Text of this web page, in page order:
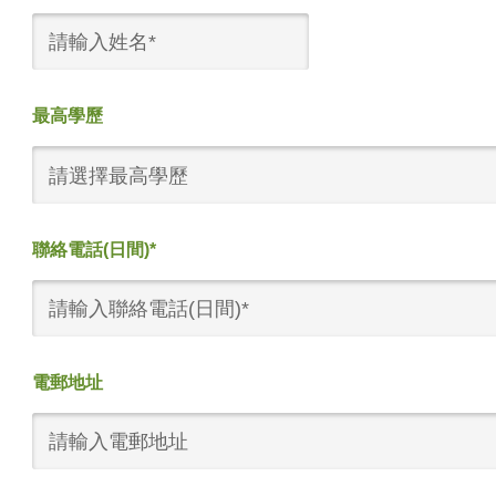
最高學歷
請選擇最高學歷
聯絡電話(日間)*
電郵地址